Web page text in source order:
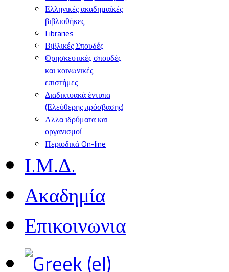
Ελληνικές ακαδημαϊκές
βιβλιοθήκες
Libraries
Βιβλικές Σπουδές
Θρησκευτικές σπουδές
και κοινωνικές
επιστήμες
Διαδικτυακά έντυπα
(Ελεύθερης πρόσβασης)
Αλλα ιδρύματα και
οργανισμοί
Περιοδικά On-line
Ι.Μ.Δ.
Ακαδημία
Επικοινωνια